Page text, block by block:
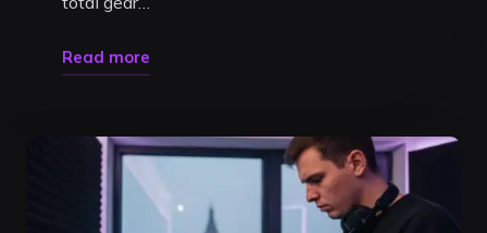
Read more"DJ
Home
Studio: